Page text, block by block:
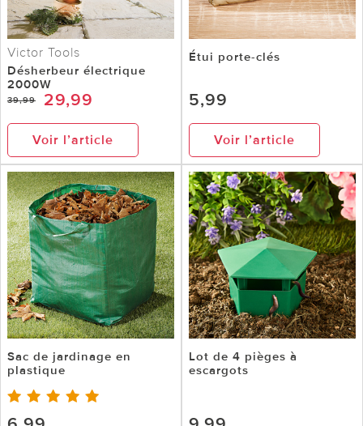
Victor Tools
Désherbeur électrique
2000W
39,99 29,99
Voir l’article
Étui porte-clés
5,99
Voir l’article
Sac de jardinage en
plastique
Lot de 4 pièges à
escargots